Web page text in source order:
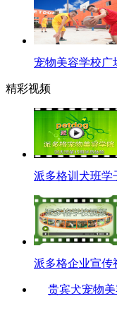
宠物美容学校广
精彩视频
派多格训犬班学
派多格企业宣传
贵宾犬宠物美